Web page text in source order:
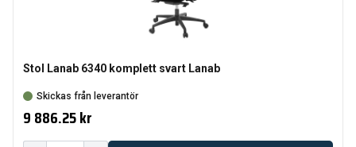
Stol Lanab 6340 komplett svart Lanab
Skickas från leverantör
9 886.25 kr